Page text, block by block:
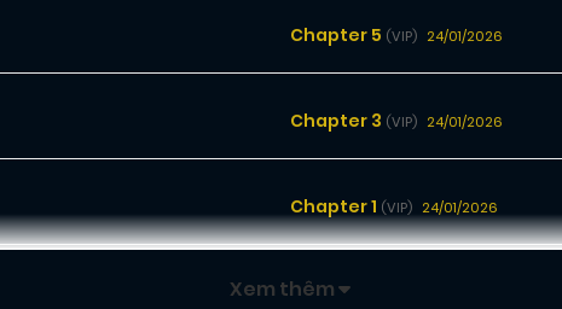
Chapter 5 (VIP) 24/01/2026
Chapter 3 (VIP) 24/01/2026
Chapter 1 (VIP) 24/01/2026
Xem thêm